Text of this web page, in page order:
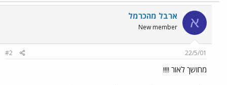
א ארבל מהכרמל
New member
22/5/01
#2
מחושך לאור !!!!